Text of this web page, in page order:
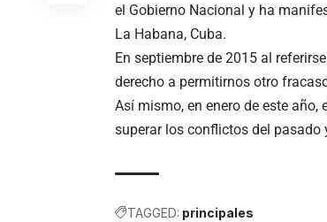
el Gobierno Nacional y ha
La Habana, Cuba.
En septiembre de 2015 al
derecho a permitirnos otro
Así mismo, en enero de este
superar los conflictos del pasado
TAGGED: principales